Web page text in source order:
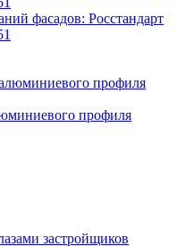
фасадов: Росстандарт
профиля